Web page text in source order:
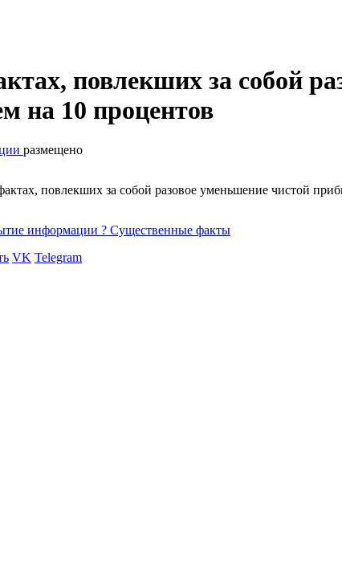
повлекших за собой
на 10 процентов
размещено
повлекших за собой разовое уменьшение чистой
информации ? Существенные факты
VK Telegram